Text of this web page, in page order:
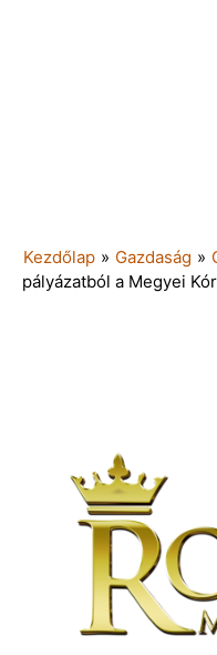
Kezdőlap » Gazdaság »
pályázatból a Megyei